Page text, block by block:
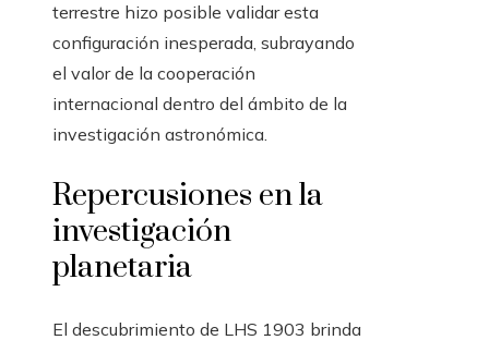
terrestre hizo posible validar esta
configuración inesperada, subrayando
el valor de la cooperación
internacional dentro del ámbito de la
investigación astronómica.
Repercusiones en la
investigación
planetaria
El descubrimiento de LHS 1903 brinda